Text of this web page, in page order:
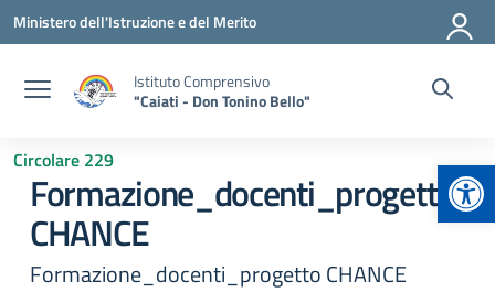
Vai ai contenuti
Vai al menu di navigazione
Vai al footer
Ministero dell'Istruzione e del Merito
Istituto Comprensivo
"Caiati - Don Tonino Bello"
Circolare 229
Formazione_docenti_progetto
CHANCE
Formazione_docenti_progetto CHANCE